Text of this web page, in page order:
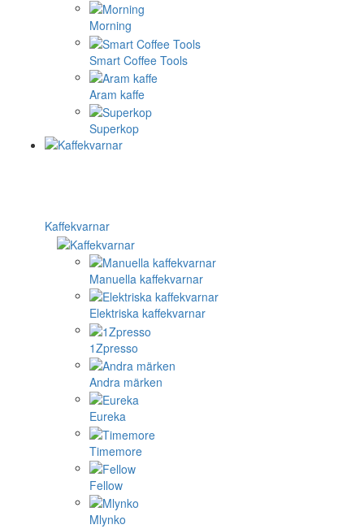
Morning
Smart Coffee Tools
Aram kaffe
Superkop
Kaffekvarnar
Manuella kaffekvarnar
Elektriska kaffekvarnar
1Zpresso
Andra märken
Eureka
Timemore
Fellow
Mlynko